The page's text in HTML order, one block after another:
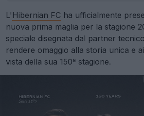
L' Hibernian FC ha ufficialmente
nuova prima maglia per la stagione
speciale disegnata dal partner tecnico
rendere omaggio alla storia unica e
vista della sua 150ª stagione.